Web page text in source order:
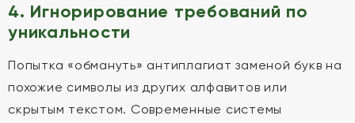
4. Игнорирование требований по
уникальности
Попытка «обмануть» антиплагиат заменой букв на
похожие символы из других алфавитов или
скрытым текстом. Современные системы